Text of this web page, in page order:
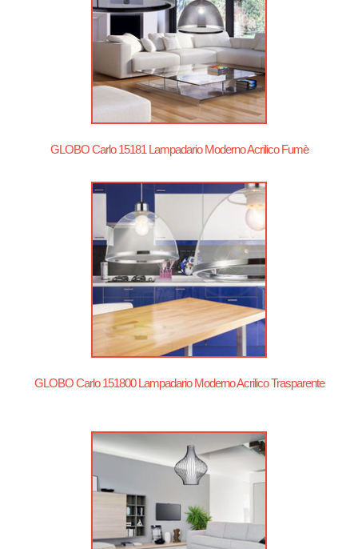
GLOBO Carlo 15181 Lampadario Moderno Acrilico Fumè
GLOBO Carlo 151800 Lampadario Moderno Acrilico Trasparente